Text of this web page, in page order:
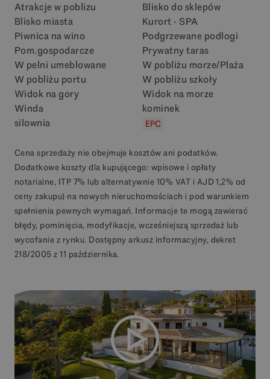
Atrakcje w poblizu
Blisko do sklepów
Blisko miasta
Kurort - SPA
Piwnica na wino
Podgrzewane podlogi
Pom.gospodarcze
Prywatny taras
W pelni umeblowane
W pobliżu morze/Plaża
W pobliżu portu
W pobliżu szkoły
Widok na gory
Widok na morze
Winda
kominek
silownia
EPC
Cena sprzedaży nie obejmuje kosztów ani podatków.
Dodatkowe koszty dla kupującego: wpisowe i opłaty
notarialne, ITP 7% lub alternatywnie 10% VAT i AJD 1,2% od
ceny zakupu) na nowych nieruchomościach i pod warunkiem
spełnienia pewnych wymagań. Informacje te mogą zawierać
błędy, pominięcia, modyfikacje, wcześniejszą sprzedaż lub
wycofanie z rynku. Dostępny arkusz informacyjny, dekret
218/2005 z 11 października.